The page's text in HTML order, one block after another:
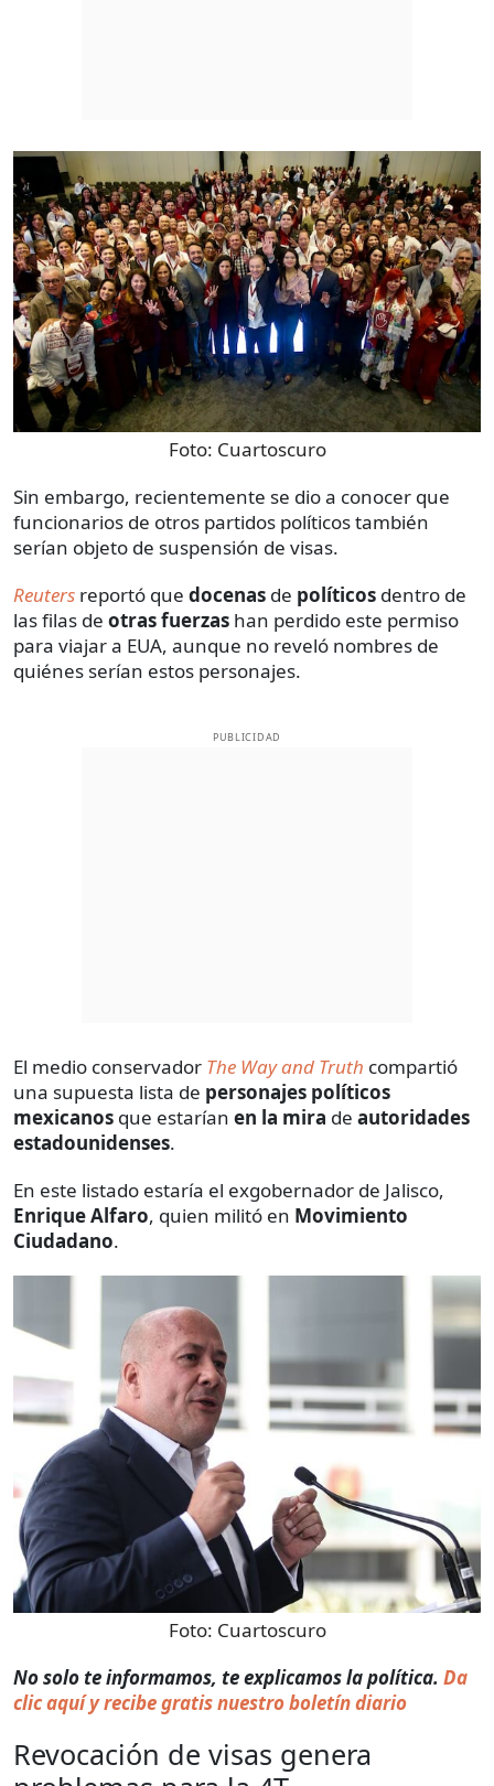
Foto: Cuartoscuro
Sin embargo, recientemente se dio a conocer que
funcionarios de otros partidos políticos también
serían objeto de suspensión de visas.
Reuters reportó que docenas de políticos dentro de
las filas de otras fuerzas han perdido este permiso
para viajar a EUA, aunque no reveló nombres de
quiénes serían estos personajes.
PUBLICIDAD
El medio conservador The Way and Truth compartió
una supuesta lista de personajes políticos
mexicanos que estarían en la mira de autoridades
estadounidenses.
En este listado estaría el exgobernador de Jalisco,
Enrique Alfaro, quien militó en Movimiento
Ciudadano.
Foto: Cuartoscuro
No solo te informamos, te explicamos la política. Da
clic aquí y recibe gratis nuestro boletín diario
Revocación de visas genera